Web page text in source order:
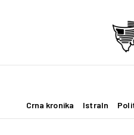
Crna kronika IstraIn